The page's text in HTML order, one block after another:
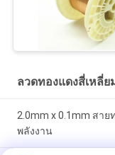
ลวดทองแดงสี่เหลี่ย
2.0mm x 0.1mm สา
พลังงาน